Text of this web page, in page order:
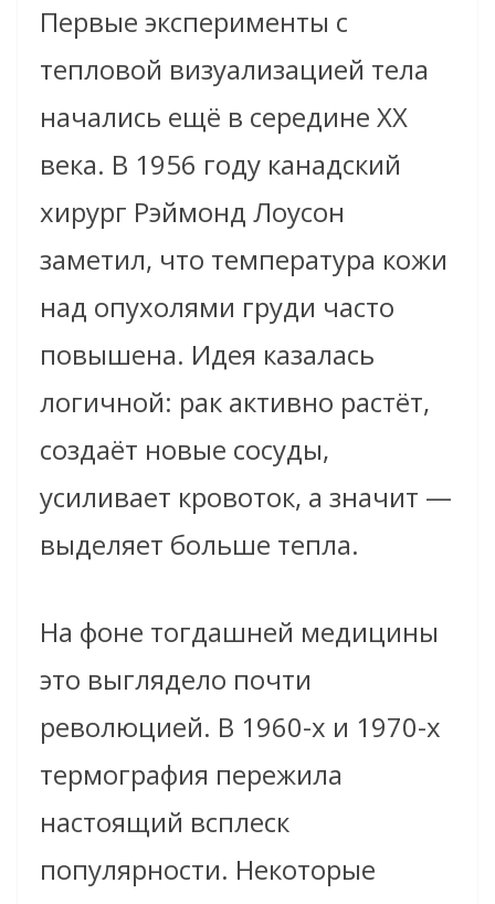
Первые эксперименты с
тепловой визуализацией тела
начались ещё в середине XX
века. В 1956 году канадский
хирург Рэймонд Лоусон
заметил, что температура кожи
над опухолями груди часто
повышена. Идея казалась
логичной: рак активно растёт,
создаёт новые сосуды,
усиливает кровоток, а значит —
выделяет больше тепла.
На фоне тогдашней медицины
это выглядело почти
революцией. В 1960-х и 1970-х
термография пережила
настоящий всплеск
популярности. Некоторые